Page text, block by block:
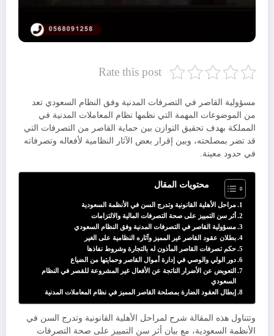
Rate this post
مسؤولية القاصر في التصرفات المدنية وفق النظام السعودي تعد
من الموضوعات المهمة التي نظمها نظام المعاملات المدنية في
المملكة بهدف تحقيق التوازن بين حماية القاصر من التصرفات التي
قد تضر بمصلحته، وبين إقرار بعض الآثار النظامية لأفعاله وتصرفاته
في حدود معينة.
محتويات المقال
​مراحل الأهلية القانونية وتدرج السن في الأنظمة السعودية
​أثر سن التمييز على صحة التصرفات المالية والالتزامات
​مسؤولية القاصر في التصرفات المدنية وفق النظام السعودي
​بطلان عقود القاصر غير المميز وآثاره النظامية على الغير
​حكم تصرفات القاصر المأذون له بالتجارة وشروط نفاذها
​دور الولي والوصي في إدارة أموال القاصر وحمايتها من الضياع
​التعويض عن الأضرار الناتجة عن الأفعال غير المشروعة للقصر في النظام
السعودي
​إبطال العقود الضارة بمصلحة القاصر المميز في نظام المعاملات المدنية
وتتناول هذه المقالة شرح لمراحل الأهلية القانونية وتدرج السن في
الأنظمة السعودية، مع بيان أثر سن التمييز على صحة التصرفات